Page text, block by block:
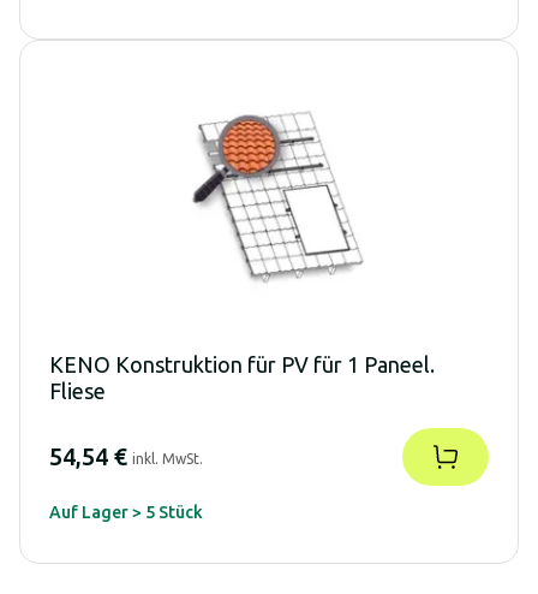
KENO Konstruktion für PV für 1 Paneel.
Fliese
54,54 € inkl. MwSt.
Auf Lager > 5 Stück